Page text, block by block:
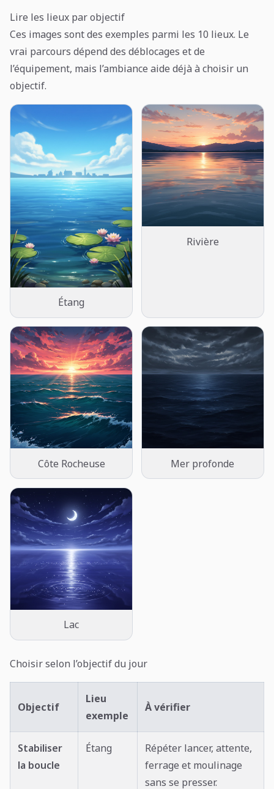
Lire les lieux par objectif
Ces images sont des exemples parmi les 10 lieux. Le
vrai parcours dépend des déblocages et de
l’équipement, mais l’ambiance aide déjà à choisir un
objectif.
Étang
Rivière
Côte Rocheuse Mer profonde
Lac
Choisir selon l’objectif du jour
Objectif
Lieu
exemple
À vérifier
Stabiliser
la boucle
Étang
Répéter lancer, attente,
ferrage et moulinage
sans se presser.